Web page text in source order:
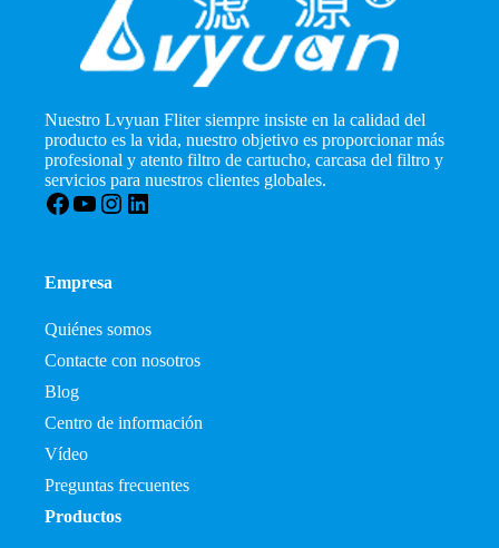
Nuestro Lvyuan Fliter siempre insiste en la calidad del
producto es la vida, nuestro objetivo es proporcionar más
profesional y atento filtro de cartucho, carcasa del filtro y
servicios para nuestros clientes globales.
Facebook
YouTube
Instagram
LinkedIn
Empresa
Quiénes somos
Contacte con nosotros
Blog
Centro de información
Vídeo
Preguntas frecuentes
Productos